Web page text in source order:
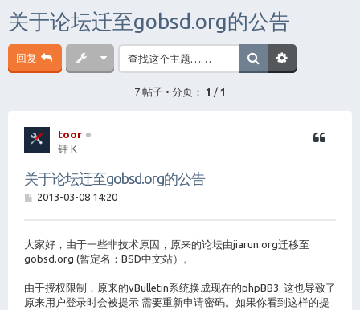
关于论坛迁至gobsd.org的公告
回复
7 帖子 • 分页： 1 / 1
toor
钾 K
关于论坛迁至gobsd.org的公告
帖
2013-03-08 14:20
大家好，由于一些非技术原因，原来的论坛由jiarun.org迁移至
gobsd.org (暂定名：BSD中文站）。
由于授权限制，原来的vBulletin系统换成现在的phpBB3. 这也导致了
原来用户登录时会被提示 需要重新申请密码。如果你看到这样的提